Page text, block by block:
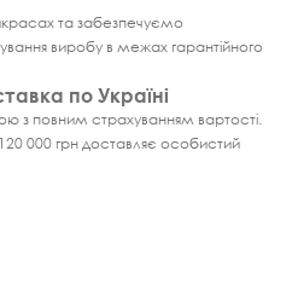
та забезпечуємо
виробу в межах гарантійного
по Україні
з повним страхуванням вартості.
000 грн доставляє особистий